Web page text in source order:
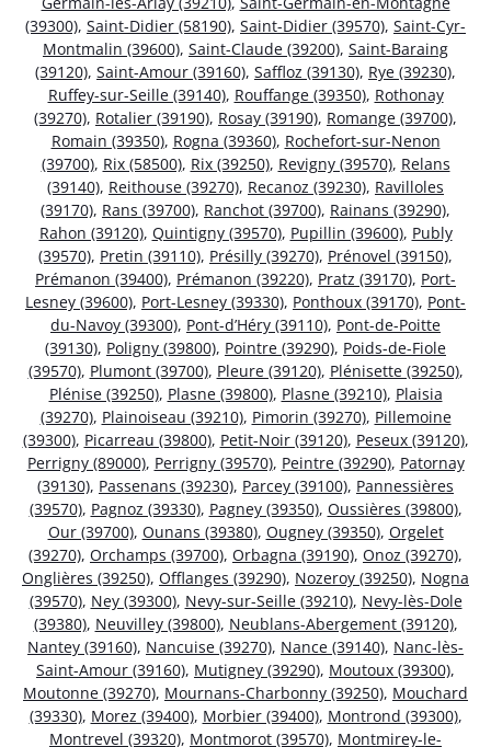
(39300), Saint-Didier (58190), Saint-Didier (39570), Saint-Cyr-
Montmalin (39600), Saint-Claude (39200), Saint-Baraing
(39120), Saint-Amour (39160), Saffloz (39130), Rye (39230),
Ruffey-sur-Seille (39140), Rouffange (39350), Rothonay
(39270), Rotalier (39190), Rosay (39190), Romange (39700),
Romain (39350), Rogna (39360), Rochefort-sur-Nenon
(39700), Rix (58500), Rix (39250), Revigny (39570), Relans
(39140), Reithouse (39270), Recanoz (39230), Ravilloles
(39170), Rans (39700), Ranchot (39700), Rainans (39290),
Rahon (39120), Quintigny (39570), Pupillin (39600), Publy
(39570), Pretin (39110), Présilly (39270), Prénovel (39150),
Prémanon (39400), Prémanon (39220), Pratz (39170), Port-
Lesney (39600), Port-Lesney (39330), Ponthoux (39170), Pont-
du-Navoy (39300), Pont-d’Héry (39110), Pont-de-Poitte
(39130), Poligny (39800), Pointre (39290), Poids-de-Fiole
(39570), Plumont (39700), Pleure (39120), Plénisette (39250),
Plénise (39250), Plasne (39800), Plasne (39210), Plaisia
(39270), Plainoiseau (39210), Pimorin (39270), Pillemoine
(39300), Picarreau (39800), Petit-Noir (39120), Peseux (39120),
Perrigny (89000), Perrigny (39570), Peintre (39290), Patornay
(39130), Passenans (39230), Parcey (39100), Pannessières
(39570), Pagnoz (39330), Pagney (39350), Oussières (39800),
Our (39700), Ounans (39380), Ougney (39350), Orgelet
(39270), Orchamps (39700), Orbagna (39190), Onoz (39270),
Onglières (39250), Offlanges (39290), Nozeroy (39250), Nogna
(39570), Ney (39300), Nevy-sur-Seille (39210), Nevy-lès-Dole
(39380), Neuvilley (39800), Neublans-Abergement (39120),
Nantey (39160), Nancuise (39270), Nance (39140), Nanc-lès-
Saint-Amour (39160), Mutigney (39290), Moutoux (39300),
Moutonne (39270), Mournans-Charbonny (39250), Mouchard
(39330), Morez (39400), Morbier (39400), Montrond (39300),
Montrevel (39320), Montmorot (39570), Montmirey-le-